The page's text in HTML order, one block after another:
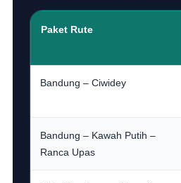
Paket Rute
Bandung – Ciwidey
Bandung – Kawah Putih –
Ranca Upas